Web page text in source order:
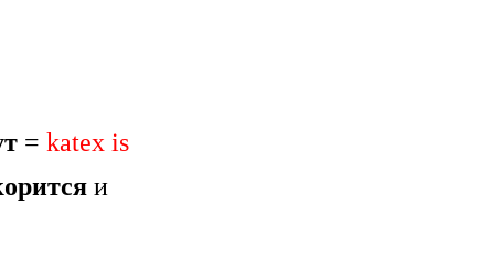
= katex is
и